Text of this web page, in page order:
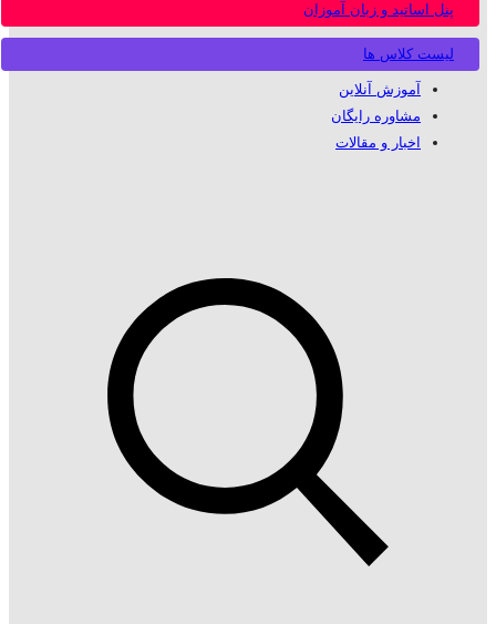
لیست کلاس ها
پنل اساتید و زبان آموزان
آموزش آنلاین
مشاوره رایگان
اخبار و مقالات